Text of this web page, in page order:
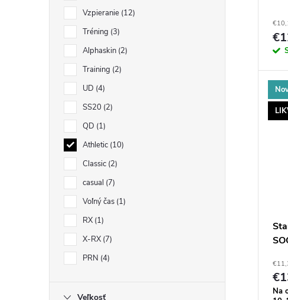
Vzpieranie 12
Tréning 3
Alphaskin 2
Training 2
UD 4
SS20 2
QD 1
Athletic 10
Classic 2
casual 7
Voľný čas 1
RX 1
X-RX 7
PRN 4
Veľkosť
Na